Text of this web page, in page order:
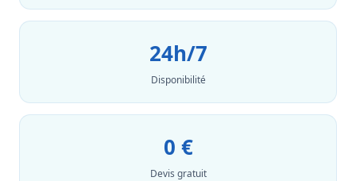
24h/7
Disponibilité
0 €
Devis gratuit